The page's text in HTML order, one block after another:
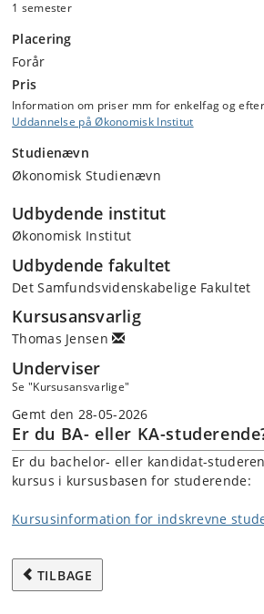
1 semester
Placering
Forår
Pris
Information om priser mm for enkelfag og
Uddannelse på Økonomisk Institut
Studienævn
Økonomisk Studienævn
Udbydende institut
Økonomisk Institut
Udbydende fakultet
Det Samfundsvidenskabelige Fakultet
Kursusansvarlig
Thomas Jensen
Underviser
Se "Kursusansvarlige"
Gemt den 28-05-2026
Er du BA- eller KA-
Er du bachelor- eller kandidat-
kursus i kursusbasen for studerende:
Kursusinformation for indskrevne
TILBAGE